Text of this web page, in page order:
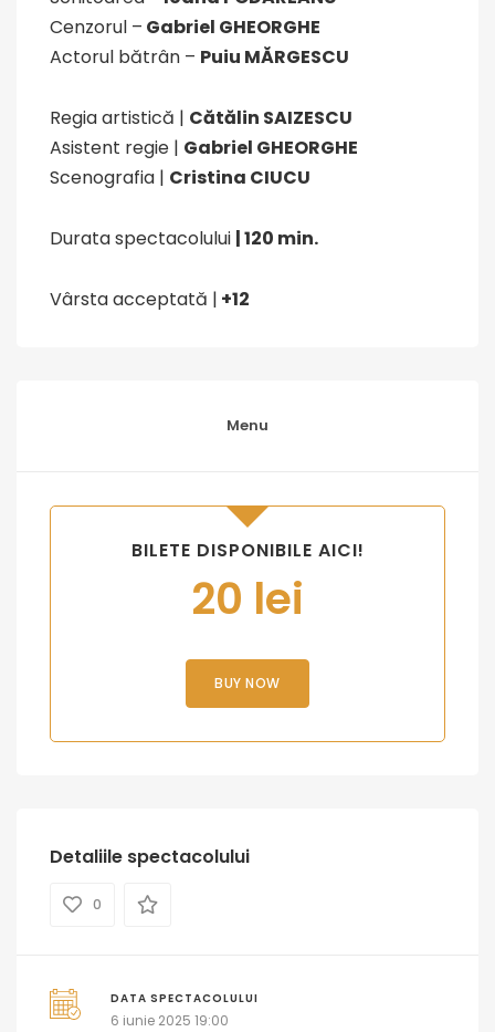
Cenzorul – Gabriel GHEORGHE
Actorul bătrân – Puiu MĂRGESCU
Regia artistică | Cătălin SAIZESCU
Asistent regie | Gabriel GHEORGHE
Scenografia | Cristina CIUCU
Durata spectacolului | 120 min.
Vârsta acceptată | +12
Menu
BILETE DISPONIBILE AICI!
20 lei
BUY NOW
Detaliile spectacolului
0
DATA SPECTACOLULUI
6 iunie 2025 19:00